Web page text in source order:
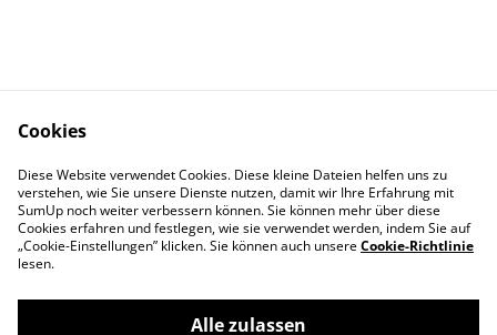
Datenschutz
Cookie Einstellungen
Impressum
Cookies
Diese Website verwendet Cookies. Diese kleine Dateien helfen uns zu
verstehen, wie Sie unsere Dienste nutzen, damit wir Ihre Erfahrung mit
SumUp noch weiter verbessern können. Sie können mehr über diese
Cookies erfahren und festlegen, wie sie verwendet werden, indem Sie auf
„Cookie-Einstellungen” klicken. Sie können auch unsereCookie-Richtlinie
lesen.
Alle zulassen